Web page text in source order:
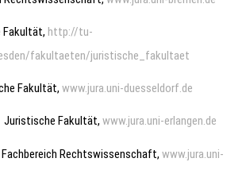
Fakultät, http://tu-
fakultaeten/juristische_fakultaet
Fakultät,www.jura.uni-duesseldorf.de
Juristische Fakultät,www.jura.uni-erlangen.de
Fachbereich Rechtswissenschaft,www.jura.uni-